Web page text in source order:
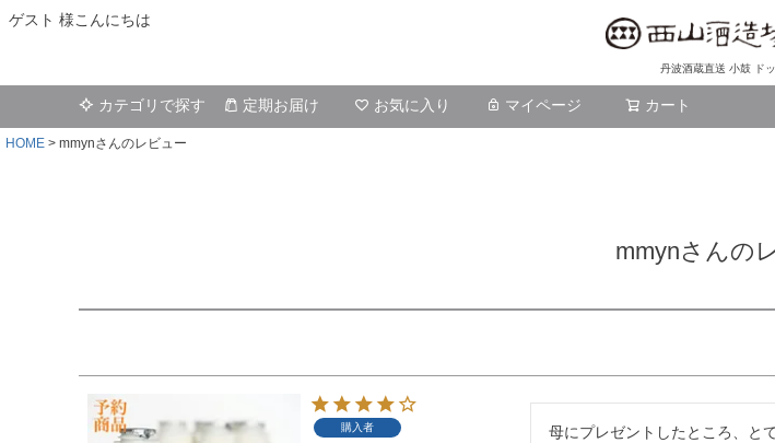
ゲスト 様こんにちは
丹波酒蔵直送 小鼓 ド
カテゴリで探す 定期お届け お気に入り マイページ カート
HOME mmynさんのレビュー
mmynさんの
購入者
母にプレゼントしたところ、と